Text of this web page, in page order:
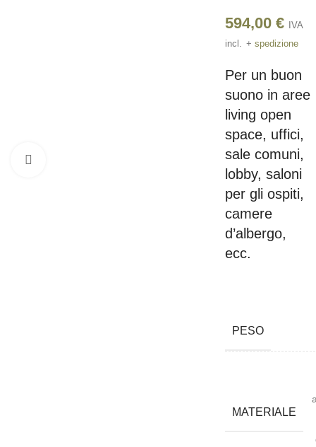
594,00 €
IVA
incl. + spedizione
Per un buon
suono in aree
living open
space, uffici,
sale comuni,
lobby, saloni
per gli ospiti,
camere
d’albergo,
ecc.
PESO
MATERIALE